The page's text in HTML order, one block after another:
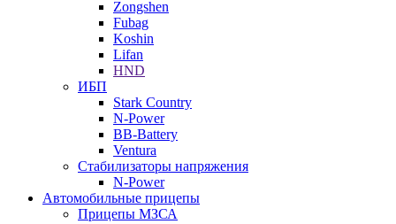
Zongshen
Fubag
Koshin
Lifan
HND
ИБП
Stark Country
N-Power
BB-Battery
Ventura
Стабилизаторы напряжения
N-Power
Автомобильные прицепы
Прицепы МЗСА